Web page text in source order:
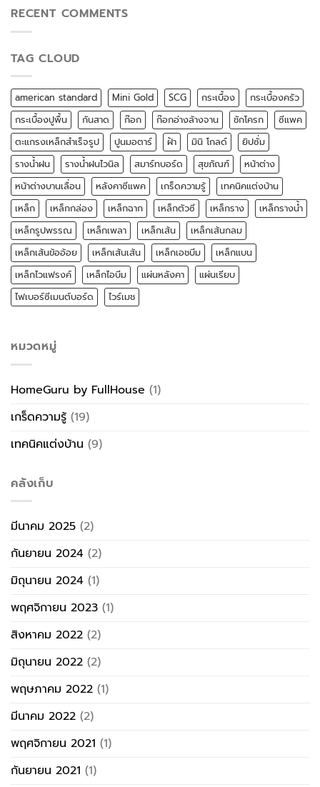
RECENT COMMENTS
TAG CLOUD
american standard Mini Gold SCG กระเบื้อง
กระเบื้องครัว
กระเบื้องปูพื้น
กันสาด ก๊อก ก๊อกอ่างล้างจาน ชักโครก
ซีแพค
ตะแกรงเหล็กสำเร็จรูป
ปูนมอตาร์ ฝ้า มินิ โกลด์
ยิปซั่ม
รางน้ำฝน
รางน้ำฝนไวนิล สมาร์ทบอร์ด สุขภัณฑ์
หน้าต่าง
หน้าต่างบานเลื่อน
หลังคาซีแพค เกร็ดความรู้
เทคนิคแต่งบ้าน
เหล็ก
เหล็กกล่อง เหล็กฉาก เหล็กตัวซี เหล็กราง
เหล็กรางน้ำ
เหล็กรูปพรรณ
เหล็กเพลา เหล็กเส้น
เหล็กเส้นกลม
เหล็กเส้นข้ออ้อย
เหล็กเส้นเส้น เหล็กเอชบีม
เหล็กแบน
เหล็กไวแฟรงค์
เหล็กไอบีม แผ่นหลังคา
แผ่นเรียบ
ไฟเบอร์ซีเมนต์บอร์ด
ไวร์เมช
หมวดหมู่
HomeGuru by FullHouse (1)
เกร็ดความรู้ (19)
เทคนิคแต่งบ้าน (9)
คลังเก็บ
มีนาคม 2025 (2)
กันยายน 2024 (2)
มิถุนายน 2024 (1)
พฤศจิกายน 2023 (1)
สิงหาคม 2022 (2)
มิถุนายน 2022 (2)
พฤษภาคม 2022 (1)
มีนาคม 2022 (2)
พฤศจิกายน 2021 (1)
กันยายน 2021 (1)